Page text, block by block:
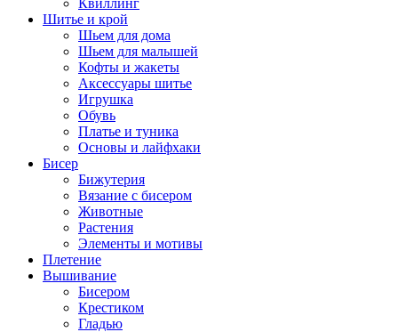
Квиллинг
Шитье и крой
Шьем для дома
Шьем для малышей
Кофты и жакеты
Аксессуары шитье
Игрушка
Обувь
Платье и туника
Основы и лайфхаки
Бисер
Бижутерия
Вязание с бисером
Животные
Растения
Элементы и мотивы
Плетение
Вышивание
Бисером
Крестиком
Гладью